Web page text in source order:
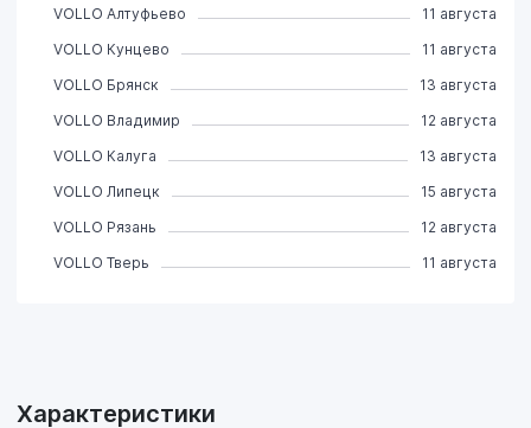
Характеристики
VOLLO Алтуфьево
11 августа
VOLLO Кунцево
11 августа
VOLLO Брянск
13 августа
VOLLO Владимир
12 августа
VOLLO Калуга
13 августа
VOLLO Липецк
15 августа
VOLLO Рязань
12 августа
VOLLO Тверь
11 августа